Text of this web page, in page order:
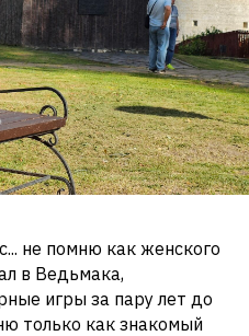
не помню как женского
в Ведьмака,
игры за пару лет до
только как знакомый